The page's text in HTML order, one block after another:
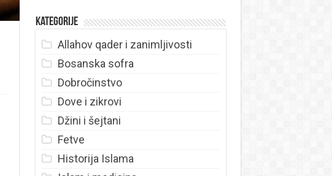
Kategorije
Allahov qader i zanimljivosti
Bosanska sofra
Dobročinstvo
Dove i zikrovi
Džini i šejtani
Fetve
Historija Islama